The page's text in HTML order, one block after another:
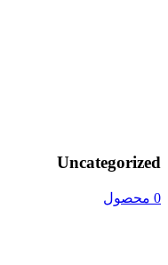
Uncategorized
0 محصول